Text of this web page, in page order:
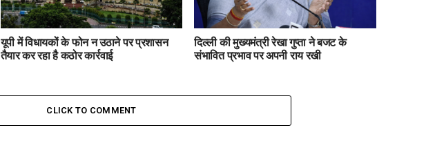
यूपी में विधायकों के फोन न उठाने पर प्रशासन
तैयार कर रहा है कठोर कार्रवाई
दिल्ली की मुख्यमंत्री रेखा गुप्ता ने बजट के
संभावित प्रभाव पर अपनी राय रखी
CLICK TO COMMENT